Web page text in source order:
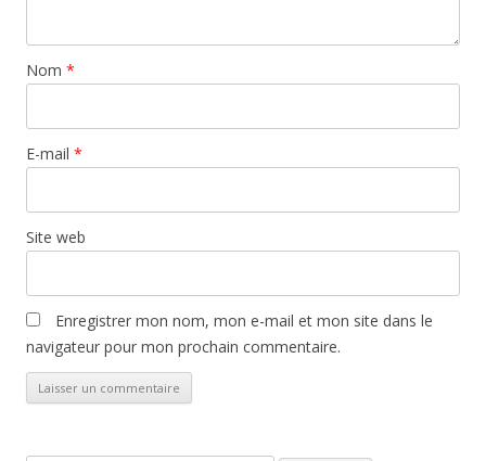
Nom *
E-mail *
Site web
Enregistrer mon nom, mon e-mail et mon site dans le
navigateur pour mon prochain commentaire.